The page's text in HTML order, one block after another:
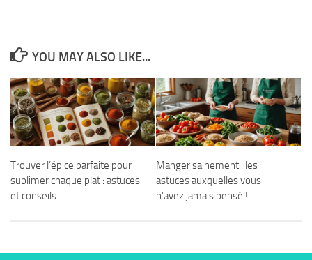
YOU MAY ALSO LIKE...
Trouver l’épice parfaite pour
sublimer chaque plat : astuces
et conseils
Manger sainement : les
astuces auxquelles vous
n’avez jamais pensé !